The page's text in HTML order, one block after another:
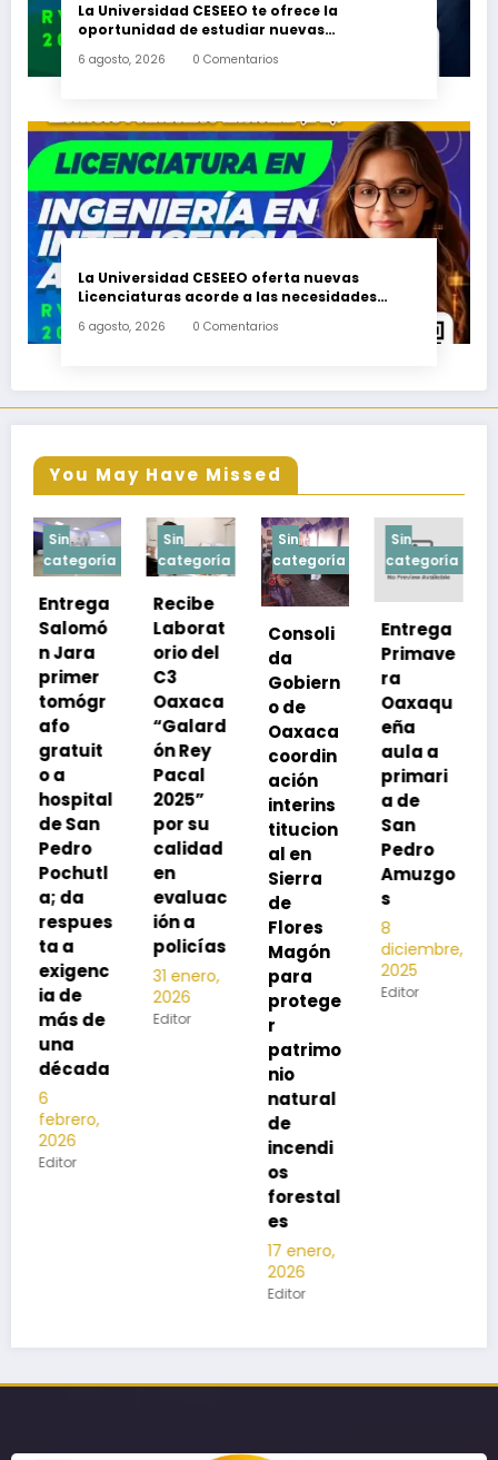
La Universidad CESEEO te ofrece la
oportunidad de estudiar nuevas
Escondido, Ixtepec y en la Matriz Juchitán.
6 agosto, 2026 0 Comentarios
La Universidad CESEEO oferta nuevas
Licenciaturas acorde a las necesidades
nivel medio superior
6 agosto, 2026 0 Comentarios
You May Have Missed
Sin
categoría
Recibe
Laborat
orio del
C3
Oaxaca
“Galard
ón Rey
Pacal
2025”
por su
calidad
en
evaluac
ión a
policías
31 enero,
2026
Editor
Sin
categoría
Consoli
da
Gobiern
o de
Oaxaca
coordin
ación
interins
titucion
al en
Sierra
de
Flores
Magón
para
protege
r
Sin
categoría
Entrega
Primave
ra
Oaxaqu
eña
aula a
primari
a de
San
Pedro
Amuzgo
s
8
diciembre,
2025
Editor
Sin
categoría
Exhorta
SSO a
vacuna
rse de
neumoc
oco
para
preveni
r la
neumon
ía
13
noviembre,
2025
Editor